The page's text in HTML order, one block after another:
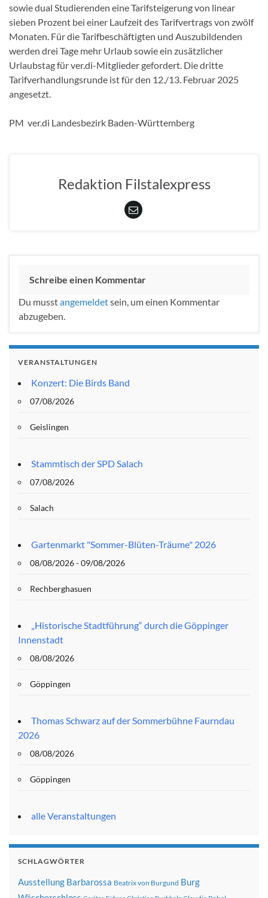
sowie dual Studierenden eine Tarifsteigerung von linear
sieben Prozent bei einer Laufzeit des Tarifvertrags von zwölf
Monaten. Für die Tarifbeschäftigten und Auszubildenden
werden drei Tage mehr Urlaub sowie ein zusätzlicher
Urlaubstag für ver.di-Mitglieder gefordert. Die dritte
Tarifverhandlungsrunde ist für den 12./13. Februar 2025
angesetzt.
PM ver.di Landesbezirk Baden-Württemberg
Redaktion Filstalexpress
Schreibe einen Kommentar
Du musstangemeldetsein, um einen Kommentar
abzugeben.
VERANSTALTUNGEN
Konzert: Die Birds Band
07/08/2026
Geislingen
Stammtisch der SPD Salach
07/08/2026
Salach
Gartenmarkt "Sommer-Blüten-Träume" 2026
08/08/2026 - 09/08/2026
Rechberghasuen
„Historische Stadtführung“ durch die Göppinger
Innenstadt
08/08/2026
Göppingen
Thomas Schwarz auf der Sommerbühne Faurndau
2026
08/08/2026
Göppingen
alle Veranstaltungen
SCHLAGWÖRTER
Ausstellung Barbarossa Beatrix von Burgund Burg